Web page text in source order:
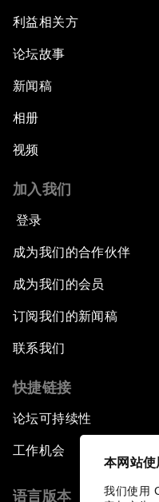
本网站
我们使用
利益相关方
论坛故事
新闻稿
相册
视频
加入我们
登录
成为我们的合作伙伴
成为我们的会员
订阅我们的新闻稿
联系我们
快捷链接
论坛可持续性
工作机会
语言版本